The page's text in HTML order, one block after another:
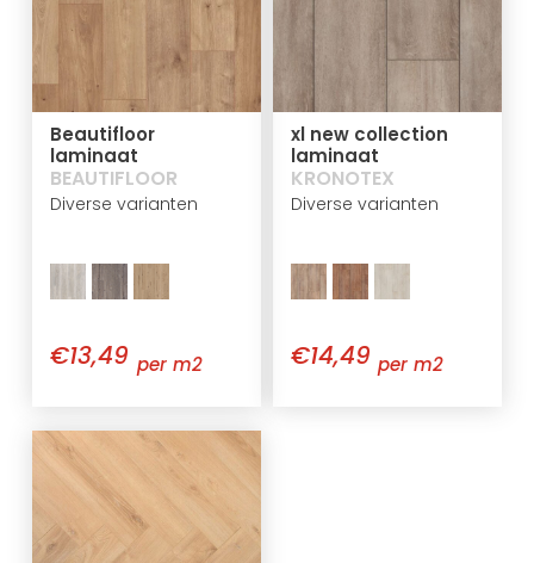
Beautifloor
laminaat
BEAUTIFLOOR
Diverse varianten
€13,49 per m2
xl new collection
laminaat
KRONOTEX
Diverse varianten
€14,49 per m2